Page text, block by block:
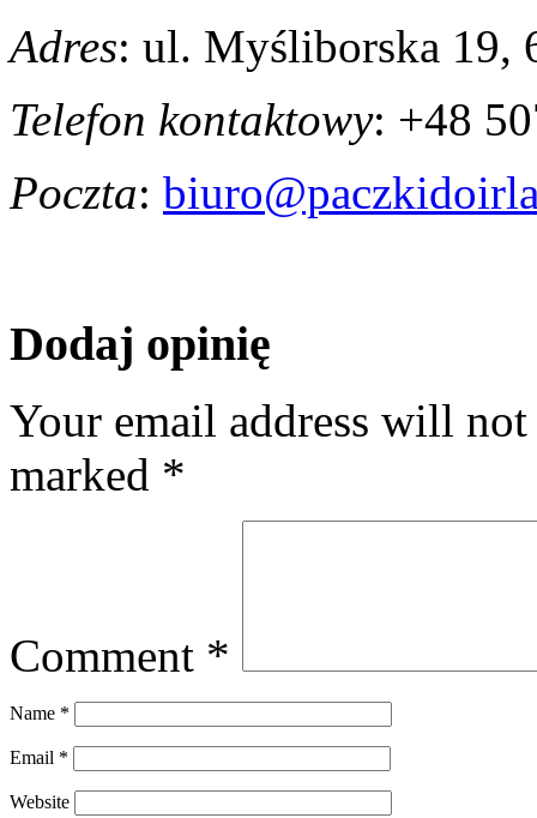
Adres: ul. Myśliborska 19,
Telefon kontaktowy: +48
Poczta:
Dodaj opinię
Your email address will
marked *
Comment *
Name *
Email *
Website